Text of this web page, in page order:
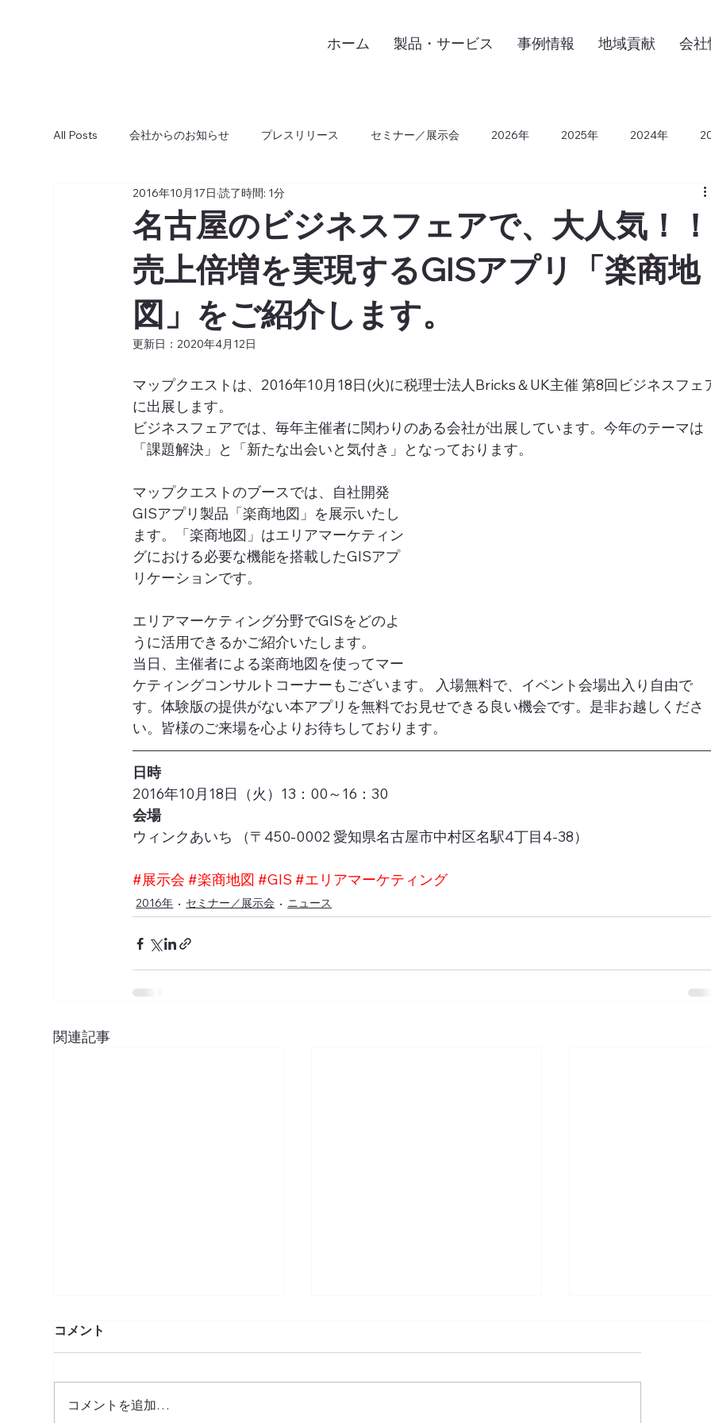
ホーム 製品・サービス 事例情報 地域貢献 会
All Posts 会社からのお知らせ プレスリリース セミナー／展示会 2026年 2025年 2024年
2018年 2017年
ニュース 事例集 マガジン
名古屋のビジネスフェアで、大人気！！
売上倍増を実現するGISアプリ「楽商地
図」をご紹介します。
2016年10月17日 読了時間: 1分
更新日：2020年4月12日
マップクエストは、2016年10月18日(火)に税理士法人Bricks＆UK主催 第8回ビジネスフェ
に出展します。
ビジネスフェアでは、毎年主催者に関わりのある会社が出展しています。今年のテーマは
「課題解決」と「新たな出会いと気付き」となっております。
マップクエストのブースでは、自社開発
GISアプリ製品「楽商地図」を展示いたし
ます。「楽商地図」はエリアマーケティン
グにおける必要な機能を搭載したGISアプ
リケーションです。
エリアマーケティング分野でGISをどのよ
うに活用できるかご紹介いたします。
当日、主催者による楽商地図を使ってマー
ケティングコンサルトコーナーもございます。 入場無料で、イベント会場出入り自由で
す。体験版の提供がない本アプリを無料でお見せできる良い機会です。是非お越しくださ
い。皆様のご来場を心よりお待ちしております。
日時
2016年10月18日（火）13：00～16：30
会場
ウィンクあいち （〒450-0002 愛知県名古屋市中村区名駅4丁目4-38）
#展示会 #楽商地図 #GIS #エリアマーケティング
2016年 セミナー／展示会 ニュース
関連記事
コメント
コメントを追加…